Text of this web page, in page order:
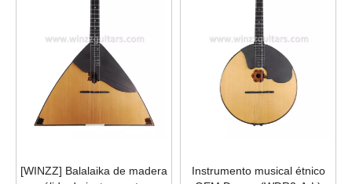
[WINZZ] Balalaika de madera
Instrumento musical étnico